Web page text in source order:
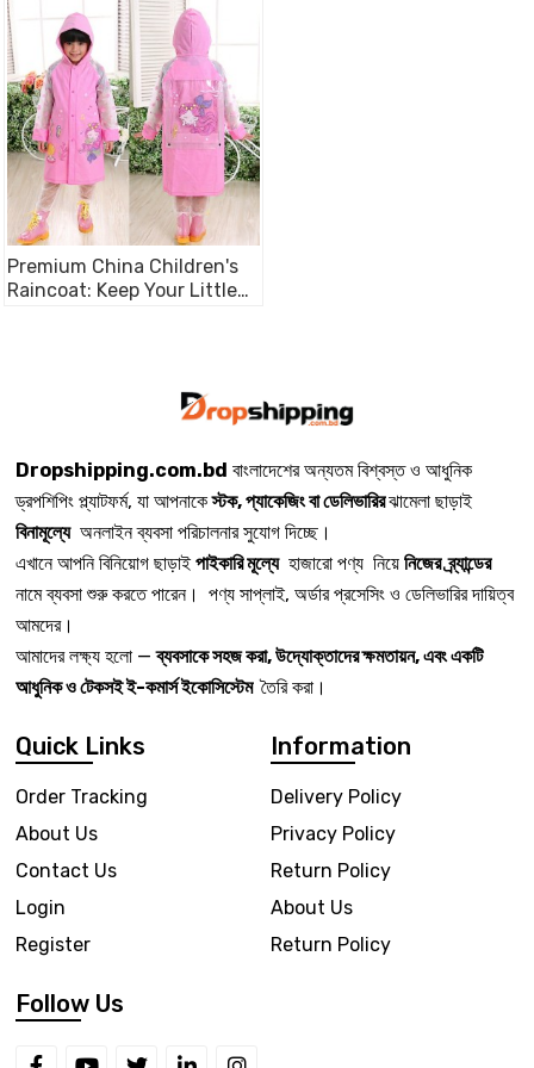
Premium China Children's
Raincoat: Keep Your Little
Dropshipping.com.bd বাংলাদেশের অন্যতম বিশ্বস্ত ও আধুনিক
ড্রপশিপিং প্ল্যাটফর্ম, যা আপনাকেস্টক, প্যাকেজিং বা ডেলিভারিরঝামেলা ছাড়াই
বিনামূল্যেঅনলাইন ব্যবসা পরিচালনার সুযোগ দিচ্ছে।
এখানে আপনি বিনিয়োগ ছাড়াই পাইকারি মূল্যেহাজারো পণ্য নিয়ে নিজের ব্র্যান্ডের
নামে ব্যবসা শুরু করতে পারেন। পণ্য সাপ্লাই, অর্ডার প্রসেসিং ও ডেলিভারির দায়িত্ব
আমদের।
আমাদের লক্ষ্য হলো —ব্যবসাকে সহজ করা, উদ্যোক্তাদের ক্ষমতায়ন, এবং একটি
আধুনিক ও টেকসই ই-কমার্স ইকোসিস্টেম তৈরি করা।
Quick Links
Order Tracking
About Us
Contact Us
Login
Register
Information
Delivery Policy
Privacy Policy
Return Policy
About Us
Return Policy
Follow Us